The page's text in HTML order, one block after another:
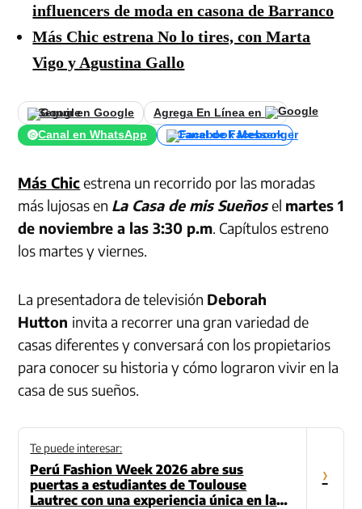
influencers de moda en casona de Barranco
Más Chic estrena No lo tires, con Marta
Vigo y Agustina Gallo
Seguir en Google
Agrega En Línea en
Canal en WhatsApp
Canal de Facebook
Más Chicestrena un recorrido por las moradas
más lujosas en La Casa de mis Sueñosel martes 1
de noviembre a las 3:30 p.m . Capítulos estreno
los martes y viernes.
La presentadora de televisión Deborah
Hutton invita a recorrer una gran variedad de
casas diferentes y conversará con los propietarios
para conocer su historia y cómo lograron vivir en la
casa de sus sueños.
Te puede interesar:
Perú Fashion Week 2026 abre sus
puertas a estudiantes de Toulouse
Lautrec con una experiencia única en la
›